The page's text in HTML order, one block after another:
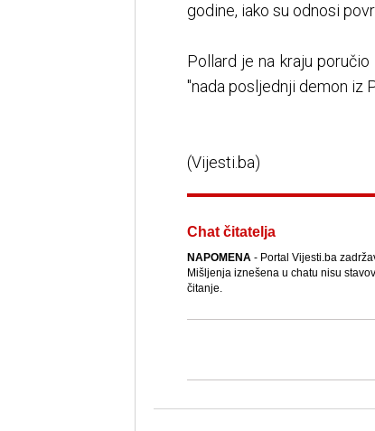
godine, iako su odnosi
Pollard je na kraju
"nada posljednji demon iz
(Vijesti.ba)
Chat čitatelja
NAPOMENA- Portal Vijesti.ba
Mišljenja iznešena u chatu nisu
čitanje.